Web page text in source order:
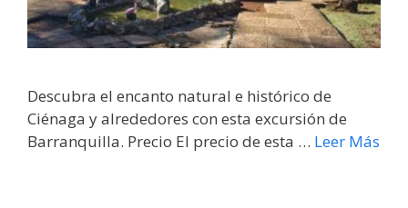
Descubra el encanto natural e histórico de
Ciénaga y alrededores con esta excursión de
Barranquilla. Precio El precio de esta … Leer Más